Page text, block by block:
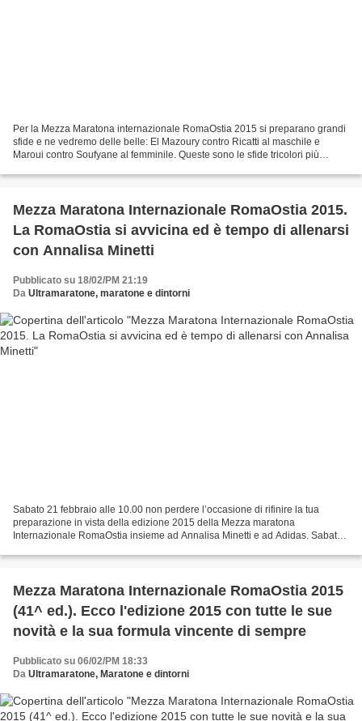
Per la Mezza Maratona internazionale RomaOstia 2015 si preparano grandi
sfide e ne vedremo delle belle: El Mazoury contro Ricatti al maschile e
Maroui contro Soufyane al femminile. Queste sono le sfide tricolori più
Mezza Maratona Internazionale RomaOstia 2015.
La RomaOstia si avvicina ed è tempo di allenarsi
con Annalisa Minetti
Pubblicato su 18/02/PM 21:19
Da Ultramaratone, maratone e dintorni
Sabato 21 febbraio alle 10.00 non perdere l’occasione di rifinire la tua
preparazione in vista della edizione 2015 della Mezza maratona
Internazionale RomaOstia insieme ad Annalisa Minetti e ad Adidas. Sabato
Mezza Maratona Internazionale RomaOstia 2015
(41^ ed.). Ecco l'edizione 2015 con tutte le sue
novità e la sua formula vincente di sempre
Pubblicato su 06/02/PM 18:33
Da Ultramaratone, Maratone e dintorni